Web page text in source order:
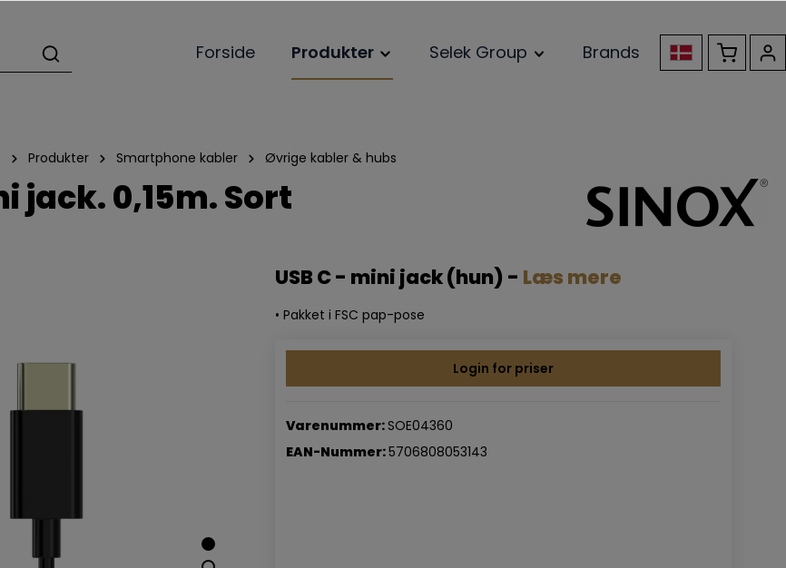
Forside Produkter Selek Group Brands
Produkter Smartphone kabler Øvrige kabler & hubs
jack. 0,15m. Sort
USB C - mini jack (hun) - Læs mere
• Pakket i FSC pap-pose
Login for priser
Varenummer:SOE04360
EAN-Nummer:5706808053143